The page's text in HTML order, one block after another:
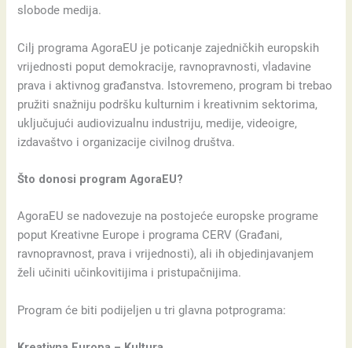
slobode medija.
Cilj programa AgoraEU je poticanje zajedničkih europskih
vrijednosti poput demokracije, ravnopravnosti, vladavine
prava i aktivnog građanstva. Istovremeno, program bi trebao
pružiti snažniju podršku kulturnim i kreativnim sektorima,
uključujući audiovizualnu industriju, medije, videoigre,
izdavaštvo i organizacije civilnog društva.
Što donosi program AgoraEU?
AgoraEU se nadovezuje na postojeće europske programe
poput Kreativne Europe i programa CERV (Građani,
ravnopravnost, prava i vrijednosti), ali ih objedinjavanjem
želi učiniti učinkovitijima i pristupačnijima.
Program će biti podijeljen u tri glavna potprograma: